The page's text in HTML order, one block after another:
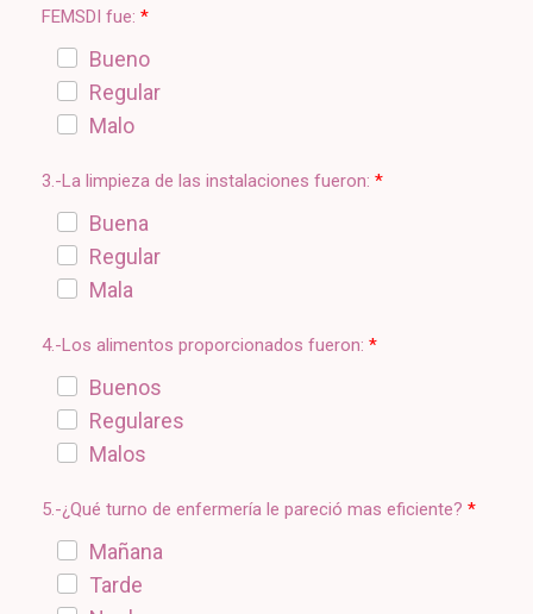
FEMSDI fue:
Bueno
Regular
Malo
3.-La limpieza de las instalaciones fueron:
Buena
Regular
Mala
4.-Los alimentos proporcionados fueron:
Buenos
Regulares
Malos
5.-¿Qué turno de enfermería le pareció mas eficiente?
Mañana
Tarde